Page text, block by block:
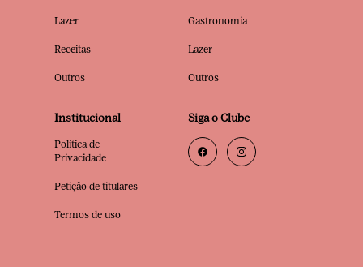
Lazer
Receitas
Outros
Gastronomia
Lazer
Outros
Institucional
Política de
Privacidade
Petição de titulares
Termos de uso
Siga o Clube